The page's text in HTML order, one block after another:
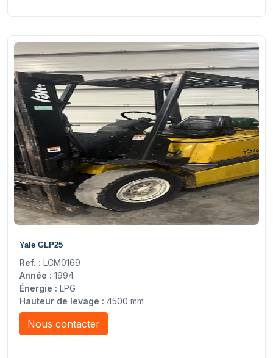
Yale GLP25
Ref. : LCM0169
Année : 1994
Énergie : LPG
Hauteur de levage : 4500 mm
Nous contacter